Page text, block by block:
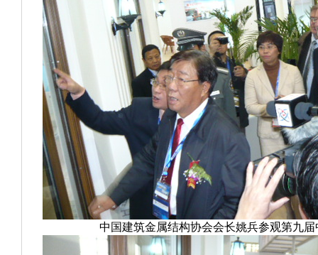
中国建筑金属结构协会会长姚兵参观第九